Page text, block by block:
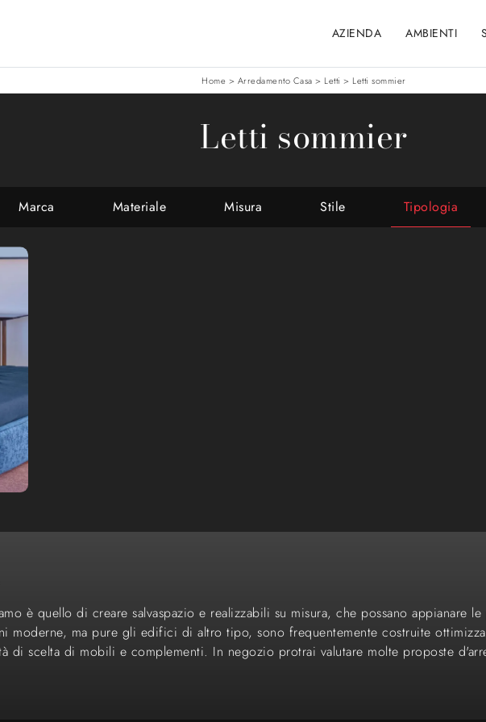
AZIENDA AMBIENTI
Home > Arredamento Casa > Letti > Letti sommier
Letti sommier
Marca Materiale Misura Stile Tipologia
è quello di creare salvaspazio e realizzabili su misura, che possano appianare
moderne, ma pure gli edifici di altro tipo, sono frequentemente costruite
di scelta di mobili e complementi. In negozio protrai valutare molte proposte